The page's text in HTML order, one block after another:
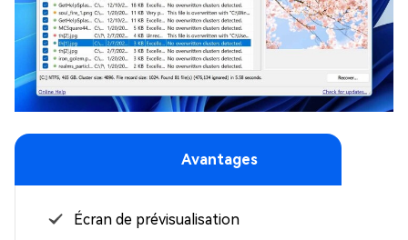
Avantages
Écran de prévisualisation